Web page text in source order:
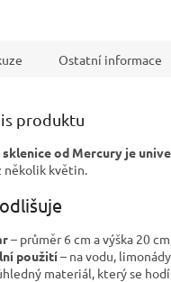
Ostatní informace
produktu
od Mercury je
několik květin.
– průměr 6 cm a výška 20
použití– na vodu,
materiál, který se